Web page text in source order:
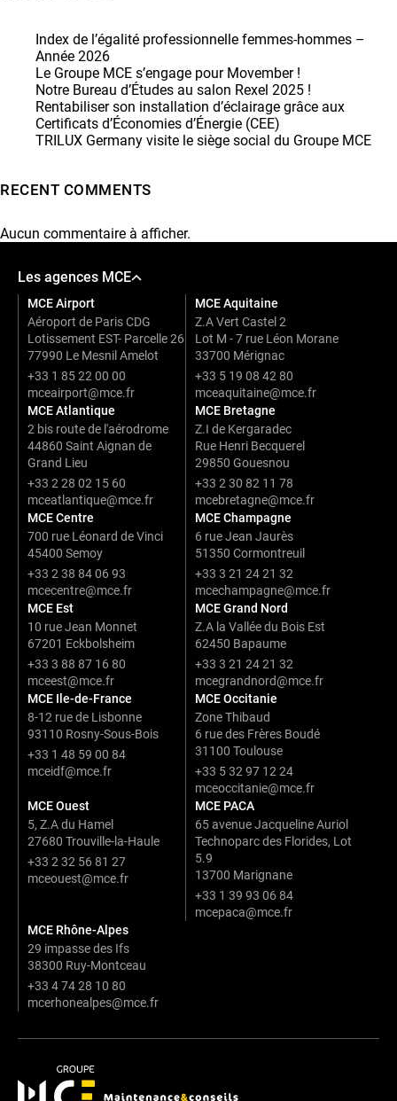
Index de l’égalité professionnelle femmes-hommes –
Année 2026
Le Groupe MCE s’engage pour Movember !
Notre Bureau d’Études au salon Rexel 2025 !
Rentabiliser son installation d’éclairage grâce aux
Certificats d’Économies d’Énergie (CEE)
TRILUX Germany visite le siège social du Groupe MCE
RECENT COMMENTS
Aucun commentaire à afficher.
Les agences MCE
MCE Airport
Aéroport de Paris CDG
Lotissement EST- Parcelle 26
77990 Le Mesnil Amelot
+33 1 85 22 00 00
mceairport@mce.fr
MCE Aquitaine
Z.A Vert Castel 2
Lot M - 7 rue Léon Morane
33700 Mérignac
+33 5 19 08 42 80
mceaquitaine@mce.fr
MCE Atlantique
2 bis route de l'aérodrome
44860 Saint Aignan de
Grand Lieu
+33 2 28 02 15 60
mceatlantique@mce.fr
MCE Bretagne
Z.I de Kergaradec
Rue Henri Becquerel
29850 Gouesnou
+33 2 30 82 11 78
mcebretagne@mce.fr
MCE Centre
700 rue Léonard de Vinci
45400 Semoy
+33 2 38 84 06 93
mcecentre@mce.fr
MCE Champagne
6 rue Jean Jaurès
51350 Cormontreuil
+33 3 21 24 21 32
mcechampagne@mce.fr
MCE Est
10 rue Jean Monnet
67201 Eckbolsheim
+33 3 88 87 16 80
mceest@mce.fr
MCE Grand Nord
Z.A la Vallée du Bois Est
62450 Bapaume
+33 3 21 24 21 32
mcegrandnord@mce.fr
MCE Ile-de-France
8-12 rue de Lisbonne
93110 Rosny-Sous-Bois
+33 1 48 59 00 84
mceidf@mce.fr
MCE Occitanie
Zone Thibaud
6 rue des Frères Boudé
31100 Toulouse
+33 5 32 97 12 24
mceoccitanie@mce.fr
MCE Ouest
5, Z.A du Hamel
27680 Trouville-la-Haule
+33 2 32 56 81 27
mceouest@mce.fr
MCE PACA
65 avenue Jacqueline Auriol
Technoparc des Florides, Lot
5.9
13700 Marignane
+33 1 39 93 06 84
mcepaca@mce.fr
MCE Rhône-Alpes
29 impasse des Ifs
38300 Ruy-Montceau
+33 4 74 28 10 80
mcerhonealpes@mce.fr